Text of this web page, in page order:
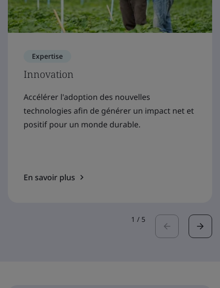
Expertise
Innovation
Accélérer l'adoption des nouvelles
technologies afin de générer un impact net et
positif pour un monde durable.
En savoir plus
1 / 5